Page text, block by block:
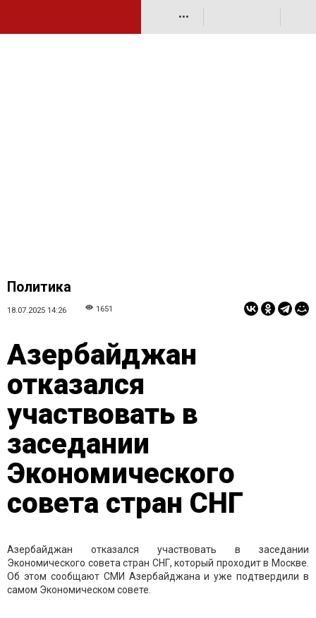
•••
Политика
18.07.2025 14:26 1651
Азербайджан
отказался
участвовать в
заседании
Экономического
совета стран СНГ
Азербайджан отказался участвовать в заседании
Экономического совета стран СНГ, который проходит в Москве.
Об этом сообщают СМИ Азербайджана и уже подтвердили в
самом Экономическом совете.